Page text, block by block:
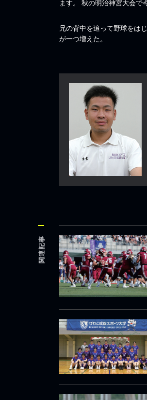
ます。 秋の明治神宮大会で
兄の背中を追って野球をは
が一つ増えた。
関連記事